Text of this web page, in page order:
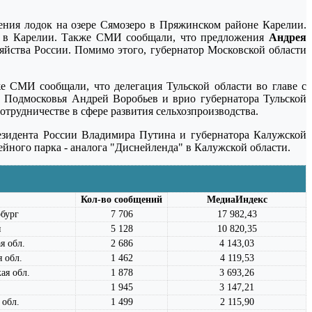
лодок на озере Сямозеро в Пряжинском районе Карелии.
в Карелии. Также СМИ сообщали, что предложения Андрея
России. Помимо этого, губернатор Московской области
СМИ сообщали, что делегация Тульской области во главе с
Андрей Воробьев и врио губернатора Тульской
в сфере развития сельхозпроизводства.
России Владимира Путина и губернатора Калужской
парка - аналога "Диснейленда" в Калужской области.
Кол-во сообщений
МедиаИндекс
7 706
17 982,43
5 128
10 820,35
обл.
2 686
4 143,03
обл.
1 462
4 119,53
обл.
1 878
3 693,26
1 945
3 147,21
1 499
2 115,90